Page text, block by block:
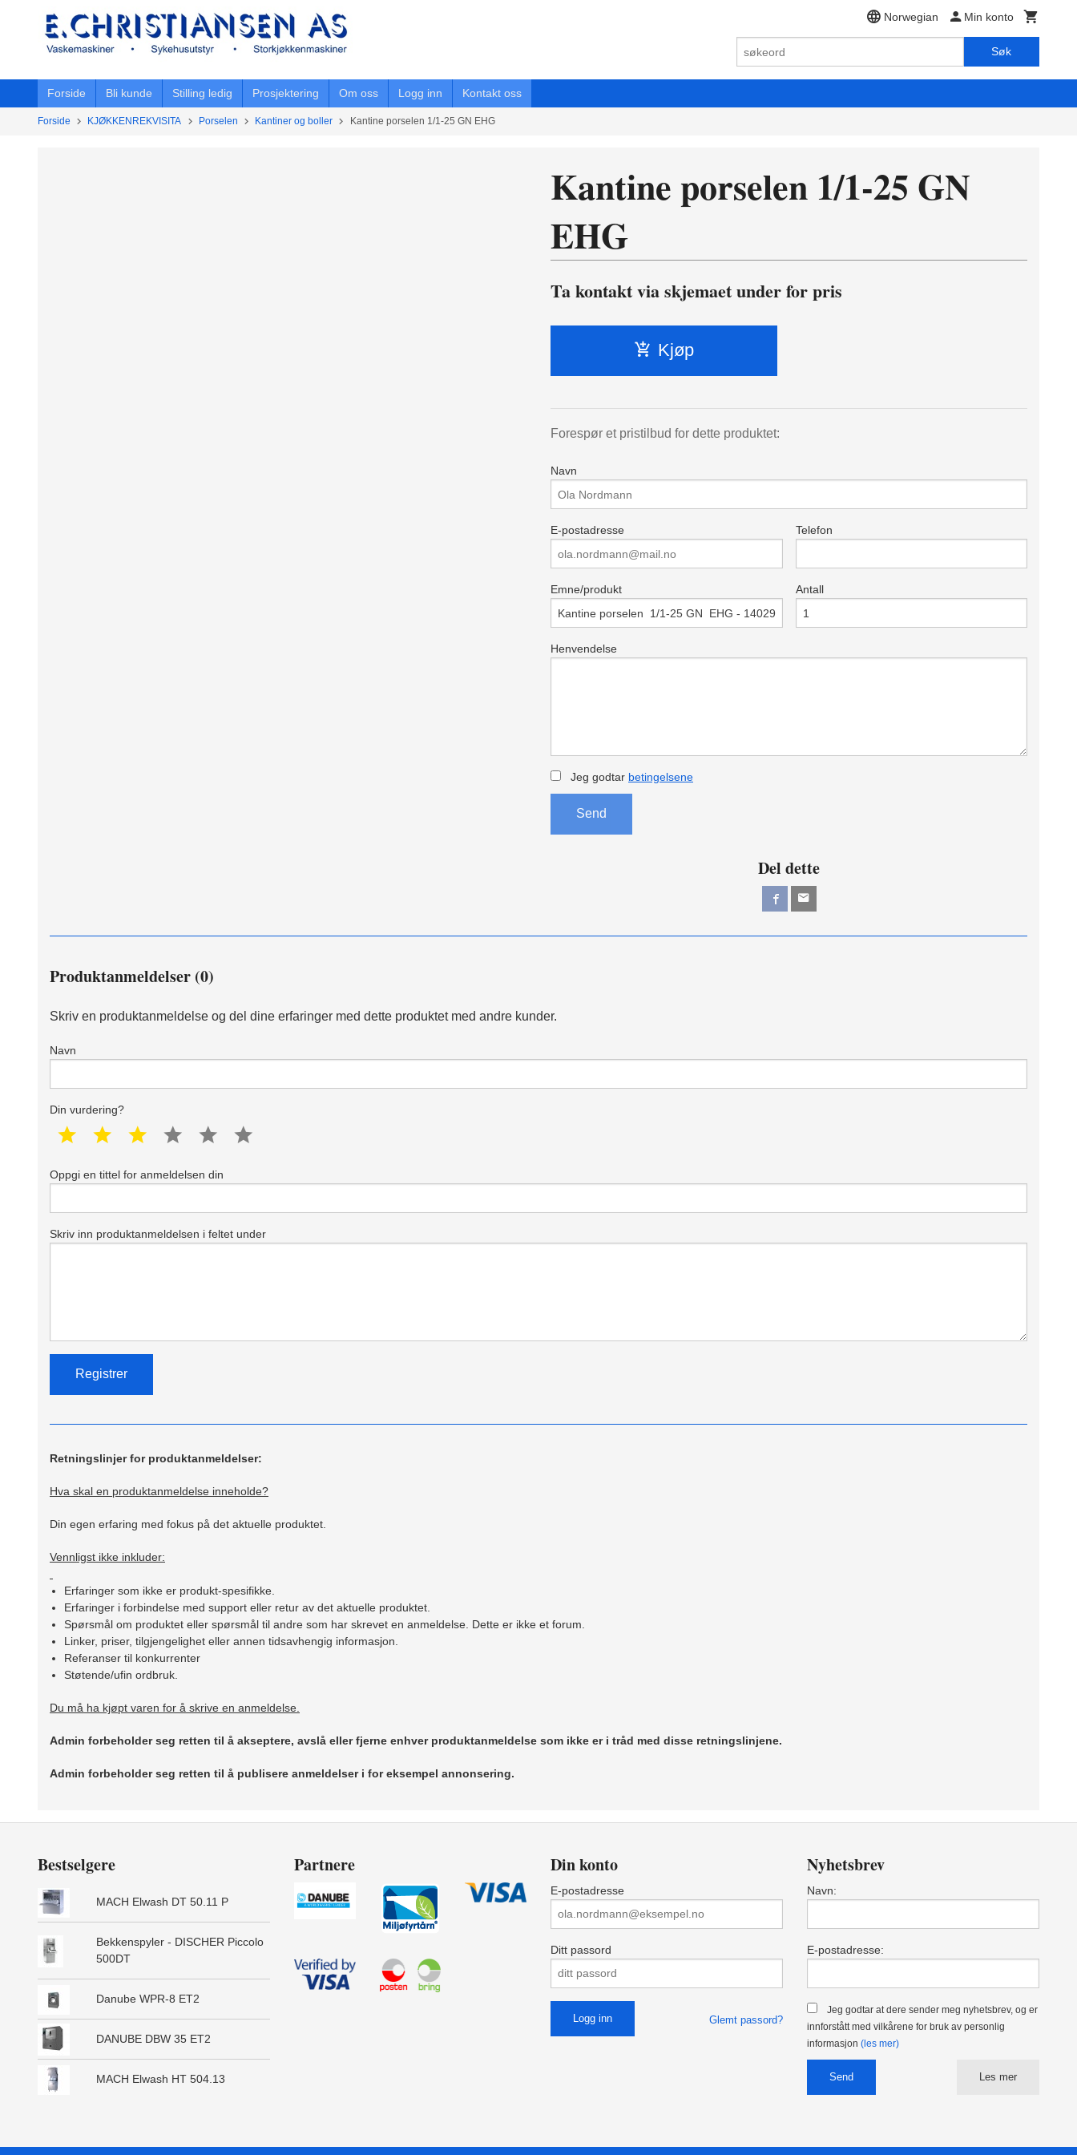
innholdet
Norwegian Min konto
Søk
Forside Bli kunde Stilling ledig Prosjektering Om oss Logg inn Kontakt oss
Forside KJØKKENREKVISITA Porselen Kantiner og boller Kantine porselen 1/1-25 GN EHG
Kantine porselen 1/1-25 GN
EHG
Ta kontakt via skjemaet under for pris
Kjøp
Forespør et pristilbud for dette produktet:
Navn
E-postadresse Telefon
Emne/produkt Antall
Henvendelse
Jeg godtar betingelsene
Send
Del dette
Produktanmeldelser (0)
Skriv en produktanmeldelse og del dine erfaringer med dette produktet med andre kunder.
Navn
Din vurdering?
1 star 2 star 3 star 4 star 5 star
Oppgi en tittel for anmeldelsen din
Skriv inn produktanmeldelsen i feltet under
Retningslinjer for produktanmeldelser:
Hva skal en produktanmeldelse inneholde?
Din egen erfaring med fokus på det aktuelle produktet.
Vennligst ikke inkluder:
Erfaringer som ikke er produkt-spesifikke.
Erfaringer i forbindelse med support eller retur av det aktuelle produktet.
Spørsmål om produktet eller spørsmål til andre som har skrevet en anmeldelse. Dette er ikke et forum.
Linker, priser, tilgjengelighet eller annen tidsavhengig informasjon.
Referanser til konkurrenter
Støtende/ufin ordbruk.
Du må ha kjøpt varen for å skrive en anmeldelse.
Admin forbeholder seg retten til å akseptere, avslå eller fjerne enhver produktanmeldelse som ikke er i tråd med disse retningslinjene.
Admin forbeholder seg retten til å publisere anmeldelser i for eksempel annonsering.
Bestselgere
MACH Elwash DT 50.11 P
Bekkenspyler - DISCHER Piccolo
500DT
Danube WPR-8 ET2
DANUBE DBW 35 ET2
MACH Elwash HT 504.13
Partnere Din konto
E-postadresse
Ditt passord
Glemt passord?
Nyhetsbrev
Navn:
E-postadresse:
Jeg godtar at dere sender meg nyhetsbrev, og er
innforstått med vilkårene for bruk av personlig
informasjon (les mer)
Les mer